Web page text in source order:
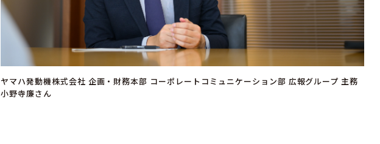
ヤマハ発動機株式会社 企画・財務本部 コーポレートコミュニケーション部 広報グループ 主務
小野寺廉さん